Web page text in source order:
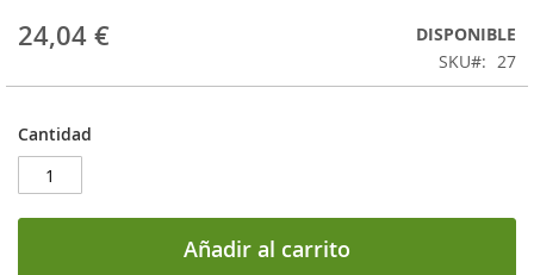
24,04 €
DISPONIBLE
SKU
27
Cantidad
Añadir al carrito